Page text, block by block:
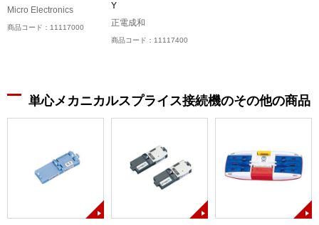
Micro Electronics
商品コード：11117000
Y
正電成和
商品コード：11117400
単心メカニカルスプライス接続機のその他の商品